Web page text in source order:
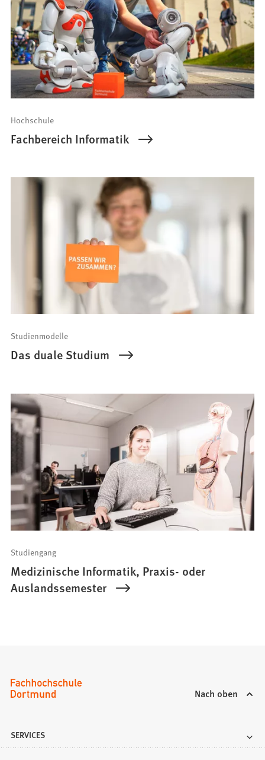
Hochschule
Fachbereich Informatik
Studienmodelle
Das duale Studium
Studiengang
Medizinische Informatik, Praxis- oder
Auslandssemester
Nach oben
SERVICES